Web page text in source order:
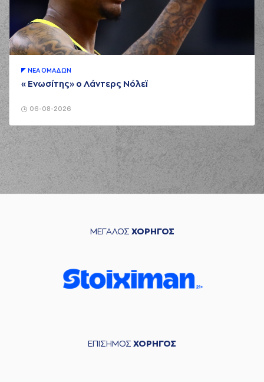
06-08-2026
ΝΕA ΟΜAΔΩΝ
«Ενωσίτης» ο Λάντερς Νόλεϊ
ΜΕΓΑΛΟΣ ΧΟΡΗΓΟΣ
ΕΠΙΣΗΜΟΣ ΧΟΡΗΓΟΣ